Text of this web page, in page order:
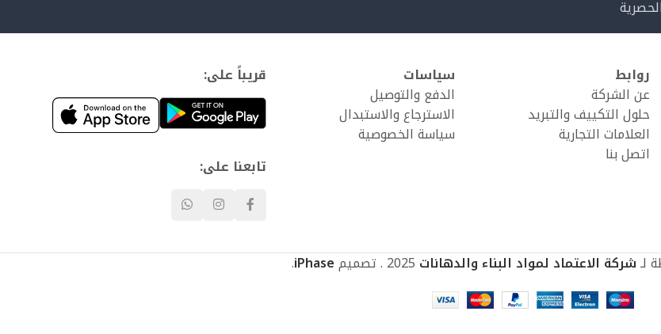
روابط
عن الشركة
حلول التكييف والتبريد
العلامات التجارية
اتصل بنا
سياسات
الدفع والتوصيل
الاسترجاع والاستبدال
سياسة الخصوصية
قريباً على:
تابعنا على:
لـشركة الاعتماد لمواد البناء والدهانات 2025 . تصميم iPhase
.